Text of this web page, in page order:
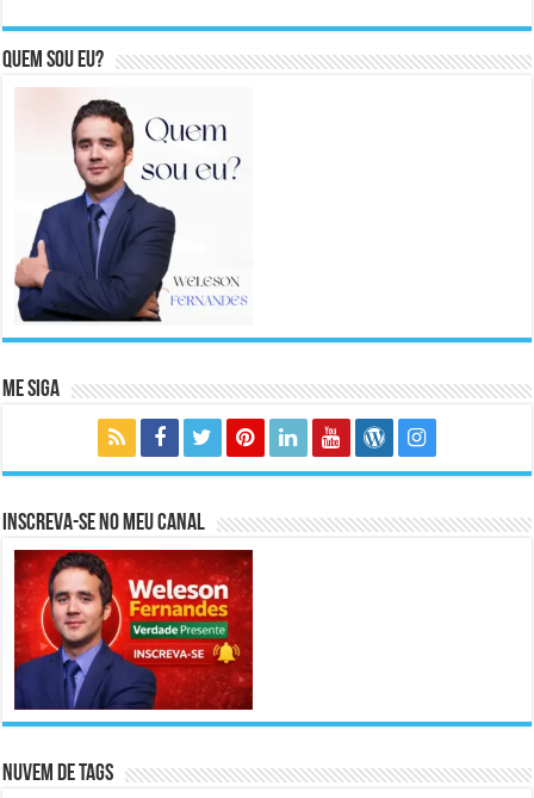
Quem sou eu?
Me Siga
Inscreva-se no meu canal
Nuvem de Tags